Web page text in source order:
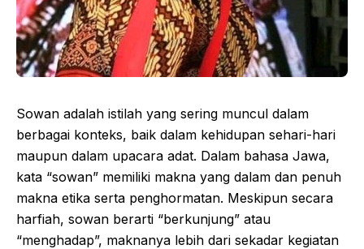
Sowan adalah istilah yang sering muncul dalam
berbagai konteks, baik dalam kehidupan sehari-hari
maupun dalam upacara adat. Dalam bahasa Jawa,
kata “sowan” memiliki makna yang dalam dan penuh
makna etika serta penghormatan. Meskipun secara
harfiah, sowan berarti “berkunjung” atau
“menghadap”, maknanya lebih dari sekadar kegiatan